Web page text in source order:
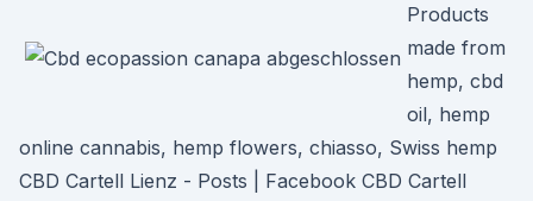
Products
made from
hemp, cbd
oil, hemp
online cannabis, hemp flowers, chiasso, Swiss hemp
CBD Cartell Lienz - Posts | Facebook CBD Cartell